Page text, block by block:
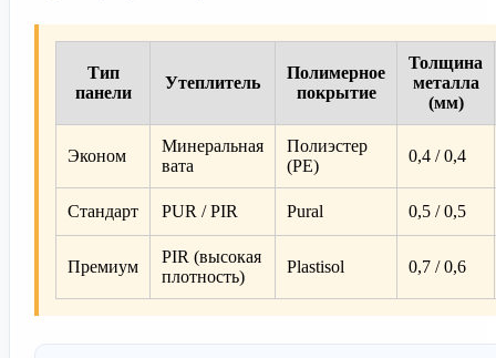
Тип
панели
Утеплитель
Полимерное
покрытие
Толщина
металла
(мм)
Эконом
Минеральная
вата
Полиэстер
(PE)
0,4 / 0,4
Стандарт PUR / PIR Pural 0,5 / 0,5
Премиум
PIR (высокая
плотность)
Plastisol 0,7 / 0,6